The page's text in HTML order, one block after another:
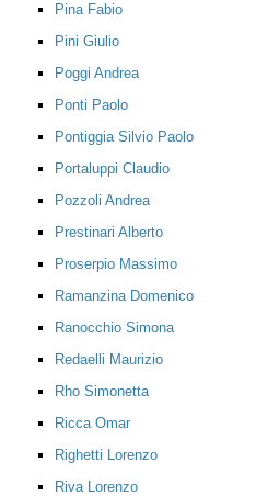
Pina Fabio
Pini Giulio
Poggi Andrea
Ponti Paolo
Pontiggia Silvio Paolo
Portaluppi Claudio
Pozzoli Andrea
Prestinari Alberto
Proserpio Massimo
Ramanzina Domenico
Ranocchio Simona
Redaelli Maurizio
Rho Simonetta
Ricca Omar
Righetti Lorenzo
Riva Lorenzo